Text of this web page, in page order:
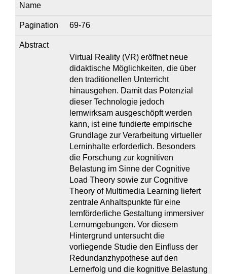
Name
Pagination 69-76
Abstract
Virtual Reality (VR) eröffnet neue
didaktische Möglichkeiten, die über
den traditionellen Unterricht
hinausgehen. Damit das Potenzial
dieser Technologie jedoch
lernwirksam ausgeschöpft werden
kann, ist eine fundierte empirische
Grundlage zur Verarbeitung virtueller
Lerninhalte erforderlich. Besonders
die Forschung zur kognitiven
Belastung im Sinne der Cognitive
Load Theory sowie zur Cognitive
Theory of Multimedia Learning liefert
zentrale Anhaltspunkte für eine
lernförderliche Gestaltung immersiver
Lernumgebungen. Vor diesem
Hintergrund untersucht die
vorliegende Studie den Einfluss der
Redundanzhypothese auf den
Lernerfolg und die kognitive Belastung